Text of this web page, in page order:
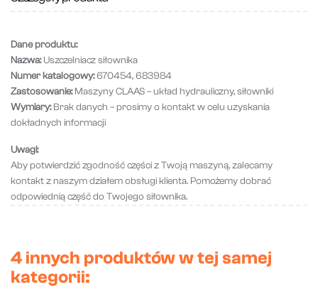
Dane produktu:
Nazwa:Uszczelniacz siłownika
Numer katalogowy:670454, 683984
Zastosowanie:Maszyny CLAAS – układ hydrauliczny, siłowniki
Wymiary:Brak danych – prosimy o kontakt w celu uzyskania
dokładnych informacji
Uwagi:
Aby potwierdzić zgodność części z Twoją maszyną, zalecamy
kontakt z naszym działem obsługi klienta. Pomożemy dobrać
odpowiednią część do Twojego siłownika.
4 innych produktów w tej samej
kategorii: